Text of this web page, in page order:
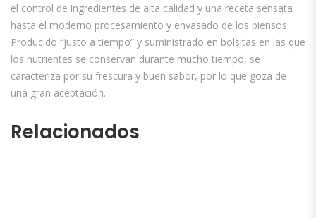
el control de ingredientes de alta calidad y una receta sensata
hasta el moderno procesamiento y envasado de los piensos:
Producido “justo a tiempo” y suministrado en bolsitas en las que
los nutrientes se conservan durante mucho tiempo, se
caracteriza por su frescura y buen sabor, por lo que goza de
una gran aceptación.
Relacionados